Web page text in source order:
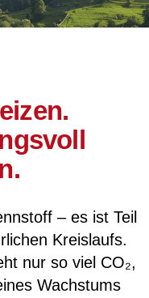
– es ist Teil
Kreislaufs.
nur so viel CO₂,
Wachstums